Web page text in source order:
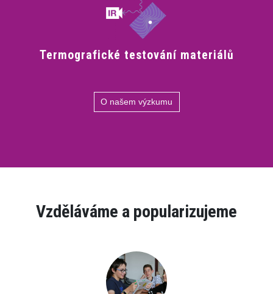
Termografické testování materiálů
O našem výzkumu
Vzděláváme a popularizujeme